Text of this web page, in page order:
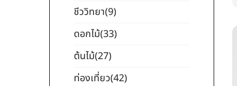
ชีววิทยา(9)
ดอกไม้(33)
ต้นไม้(27)
ท่องเที่ยว(42)